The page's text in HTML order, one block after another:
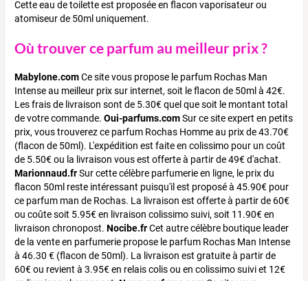
Cette eau de toilette est proposée en flacon vaporisateur ou
atomiseur de 50ml uniquement.
Où trouver ce parfum au meilleur prix ?
Mabylone.comCe site vous propose le parfum Rochas Man
Intense au meilleur prix sur internet, soit le flacon de 50ml à 42€.
Les frais de livraison sont de 5.30€ quel que soit le montant total
de votre commande. Oui-parfums.comSur ce site expert en petits
prix, vous trouverez ce parfum Rochas Homme au prix de 43.70€
(flacon de 50ml). L'expédition est faite en colissimo pour un coût
de 5.50€ ou la livraison vous est offerte à partir de 49€ d'achat.
Marionnaud.frSur cette célèbre parfumerie en ligne, le prix du
flacon 50ml reste intéressant puisqu'il est proposé à 45.90€ pour
ce parfum man de Rochas. La livraison est offerte à partir de 60€
ou coûte soit 5.95€ en livraison colissimo suivi, soit 11.90€ en
livraison chronopost. Nocibe.frCet autre célèbre boutique leader
de la vente en parfumerie propose le parfum Rochas Man Intense
à 46.30 € (flacon de 50ml). La livraison est gratuite à partir de
60€ ou revient à 3.95€ en relais colis ou en colissimo suivi et 12€